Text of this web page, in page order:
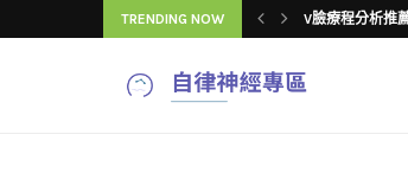
TRENDING NOW 下顎線雙頰顯老